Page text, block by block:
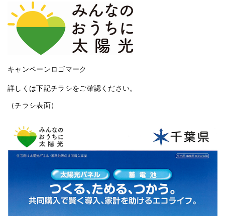
キャンペーンロゴマーク
詳しくは下記チラシをご確認ください。
（チラシ表面）